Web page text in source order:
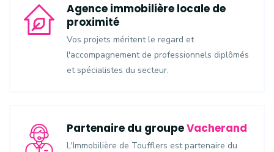
Agence immobilière locale de
proximité
Vos projets méritent le regard et
l'accompagnement de professionnels diplômés
et spécialistes du secteur.
Partenaire du groupeVacherand
L'Immobilière de Toufflers est partenaire du